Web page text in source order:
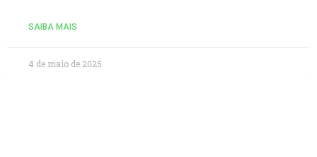
SAIBA MAIS
4 de maio de 2025